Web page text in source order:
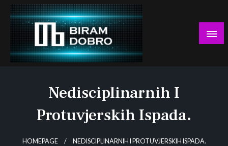
Skip
content
Nedisciplinarnih I
Protuvjerskih Ispada.
HOMEPAGE NEDISCIPLINARNIH I PROTUVJERSKIH ISPADA.